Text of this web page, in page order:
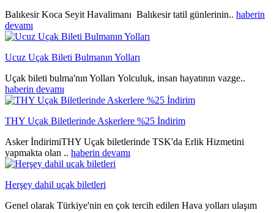
Balıkesir Koca Seyit Havalimanı Balıkesir tatil günlerinin.. haberin
devamı
Ucuz Uçak Bileti Bulmanın Yolları
Uçak bileti bulma'nın Yolları Yolculuk, insan hayatının vazge..
haberin devamı
THY Uçak Biletlerinde Askerlere %25 İndirim
Asker İndirimiTHY Uçak biletlerinde TSK'da Erlik Hizmetini
yapmakta olan .. haberin devamı
Herşey dahil uçak biletleri
Genel olarak Türkiye'nin en çok tercih edilen Hava yolları ulaşım